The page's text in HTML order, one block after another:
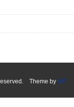
Theme by WP